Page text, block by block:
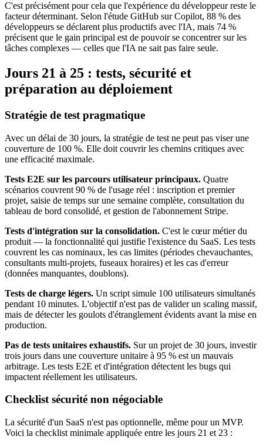
C'est précisément pour cela que l'expérience du développeur reste le
facteur déterminant. Selon l'étude GitHub sur Copilot, 88 % des
développeurs se déclarent plus productifs avec l'IA, mais 74 %
précisent que le gain principal est de pouvoir se concentrer sur les
tâches complexes — celles que l'IA ne sait pas faire seule.
Jours 21 à 25 : tests, sécurité et
préparation au déploiement
Stratégie de test pragmatique
Avec un délai de 30 jours, la stratégie de test ne peut pas viser une
couverture de 100 %. Elle doit couvrir les chemins critiques avec
une efficacité maximale.
Tests E2E sur les parcours utilisateur principaux. Quatre
scénarios couvrent 90 % de l'usage réel : inscription et premier
projet, saisie de temps sur une semaine complète, consultation du
tableau de bord consolidé, et gestion de l'abonnement Stripe.
Tests d'intégration sur la consolidation. C'est le cœur métier du
produit — la fonctionnalité qui justifie l'existence du SaaS. Les tests
couvrent les cas nominaux, les cas limites (périodes chevauchantes,
consultants multi-projets, fuseaux horaires) et les cas d'erreur
(données manquantes, doublons).
Tests de charge légers. Un script simule 100 utilisateurs simultanés
pendant 10 minutes. L'objectif n'est pas de valider un scaling massif,
mais de détecter les goulots d'étranglement évidents avant la mise en
production.
Pas de tests unitaires exhaustifs. Sur un projet de 30 jours, investir
trois jours dans une couverture unitaire à 95 % est un mauvais
arbitrage. Les tests E2E et d'intégration détectent les bugs qui
impactent réellement les utilisateurs.
Checklist sécurité non négociable
La sécurité d'un SaaS n'est pas optionnelle, même pour un MVP.
Voici la checklist minimale appliquée entre les jours 21 et 23 :